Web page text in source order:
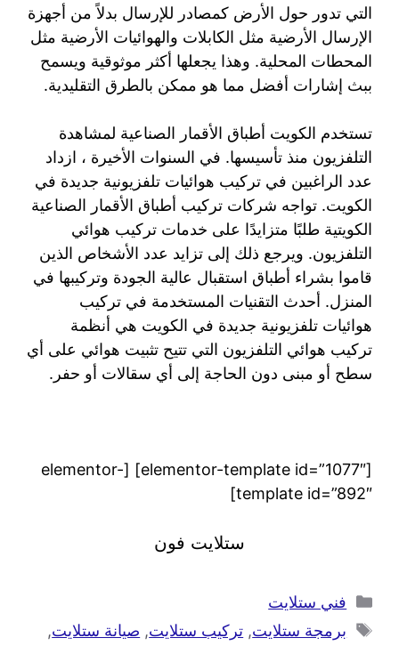
التي تدور حول الأرض كمصادر للإرسال بدلاً من أجهزة
الإرسال الأرضية مثل الكابلات والهوائيات الأرضية مثل
المحطات المحلية. وهذا يجعلها أكثر موثوقية ويسمح
ببث إشارات أفضل مما هو ممكن بالطرق التقليدية.
تستخدم الكويت أطباق الأقمار الصناعية لمشاهدة
التلفزيون منذ تأسيسها. في السنوات الأخيرة ، ازداد
عدد الراغبين في تركيب هوائيات تلفزيونية جديدة في
الكويت. تواجه شركات تركيب أطباق الأقمار الصناعية
الكويتية طلبًا متزايدًا على خدمات تركيب هوائي
التلفزيون. ويرجع ذلك إلى تزايد عدد الأشخاص الذين
قاموا بشراء أطباق استقبال عالية الجودة وتركيبها في
المنزل. أحدث التقنيات المستخدمة في تركيب
هوائيات تلفزيونية جديدة في الكويت هي أنظمة
تركيب هوائي التلفزيون التي تتيح تثبيت هوائي على أي
سطح أو مبنى دون الحاجة إلى أي سقالات أو حفر.
[elementor-template id=”1077″] [elementor-
template id=”892″]
ستلايت فون
فني ستلايت
برمجة ستلايت, تركيب ستلايت, صيانة ستلايت,